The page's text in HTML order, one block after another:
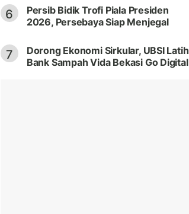
6
Persib Bidik Trofi Piala Presiden
2026, Persebaya Siap Menjegal
7
Dorong Ekonomi Sirkular, UBSI Latih
Bank Sampah Vida Bekasi Go Digital